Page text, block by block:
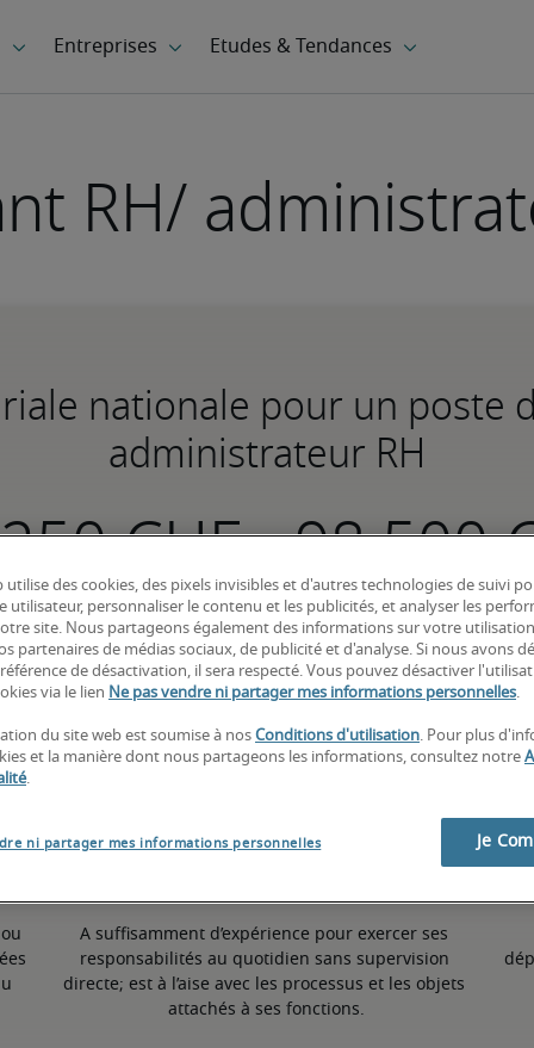
RH/
nationale pour un poste
administrateur RH
-
50ème percentile
A suffisamment d’expérience pour exercer ses
responsabilités au quotidien sans supervision
directe; est à l’aise avec les processus et les objets
attachés à ses fonctions.
utilise des cookies, des pixels invisibles et d'autres technologies de suivi
utilisateur, personnaliser le contenu et les publicités, et analyser les
site. Nous partageons également des informations sur votre
partenaires de médias sociaux, de publicité et d'analyse. Si nous avons
de désactivation, il sera respecté. Vous pouvez désactiver
via le lien Ne pas vendre ni partager mes informations personnelles.
du site web est soumise à nos Conditions d'utilisation. Pour plus
et la manière dont nous partageons les informations, consultez notre
.
ni partager mes informations personnelles Je